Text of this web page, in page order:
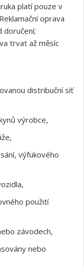
platí pouze v
oprava
doručení;
trvat až měsíc
distribuční síť
výrobce,
výfukového
použití
závodech,
nebo